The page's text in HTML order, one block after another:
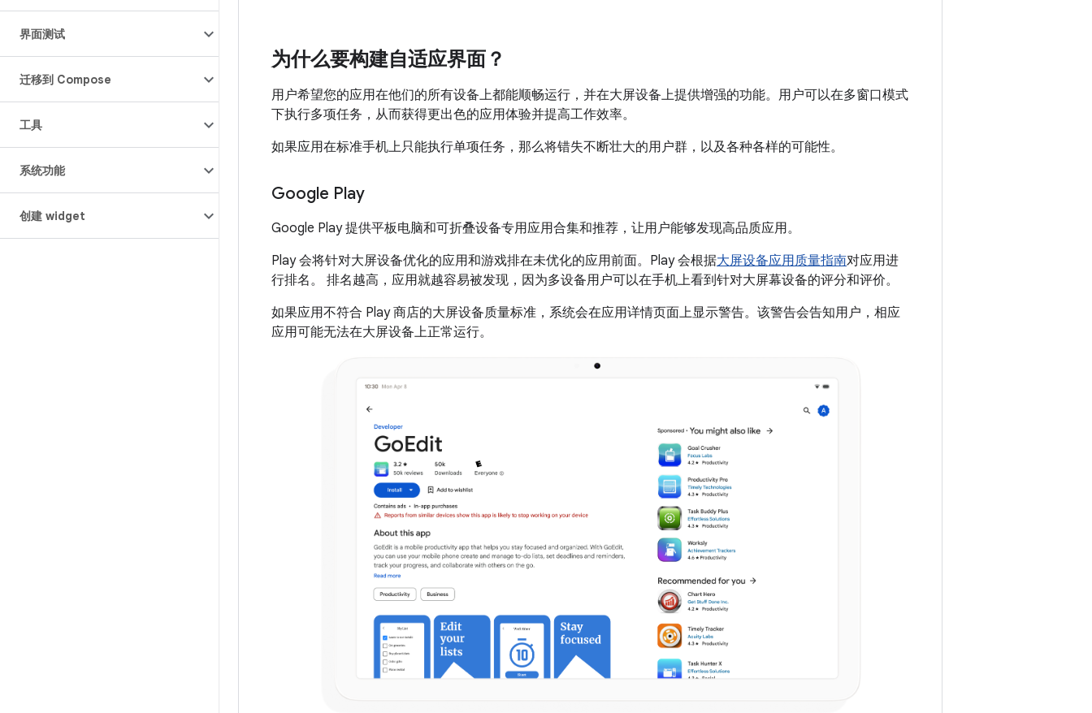
界面测试
迁移到 Compose
工具
系统功能
创建 widget
为什么要构建自适应界面？
用户希望您的应用在他们的所有设备上都能顺畅运行，并在大屏设备上提供增强的功能。用户可以在多窗口模式
下执行多项任务，从而获得更出色的应用体验并提高工作效率。
如果应用在标准手机上只能执行单项任务，那么将错失不断壮大的用户群，以及各种各样的可能性。
Google Play
Google Play 提供平板电脑和可折叠设备专用应用合集和推荐，让用户能够发现高品质应用。
Play 会将针对大屏设备优化的应用和游戏排在未优化的应用前面。Play 会根据大屏设备应用质量指南对应用进
行排名。 排名越高，应用就越容易被发现，因为多设备用户可以在手机上看到针对大屏幕设备的评分和评价。
如果应用不符合 Play 商店的大屏设备质量标准，系统会在应用详情页面上显示警告。该警告会告知用户，相应
应用可能无法在大屏设备上正常运行。